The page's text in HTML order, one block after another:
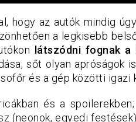
hogy az autók mindig
a legkisebb
látszódni fognak a
sőt olyan apróságok
és a gép közötti igazi
és a
(neonok, egyedi